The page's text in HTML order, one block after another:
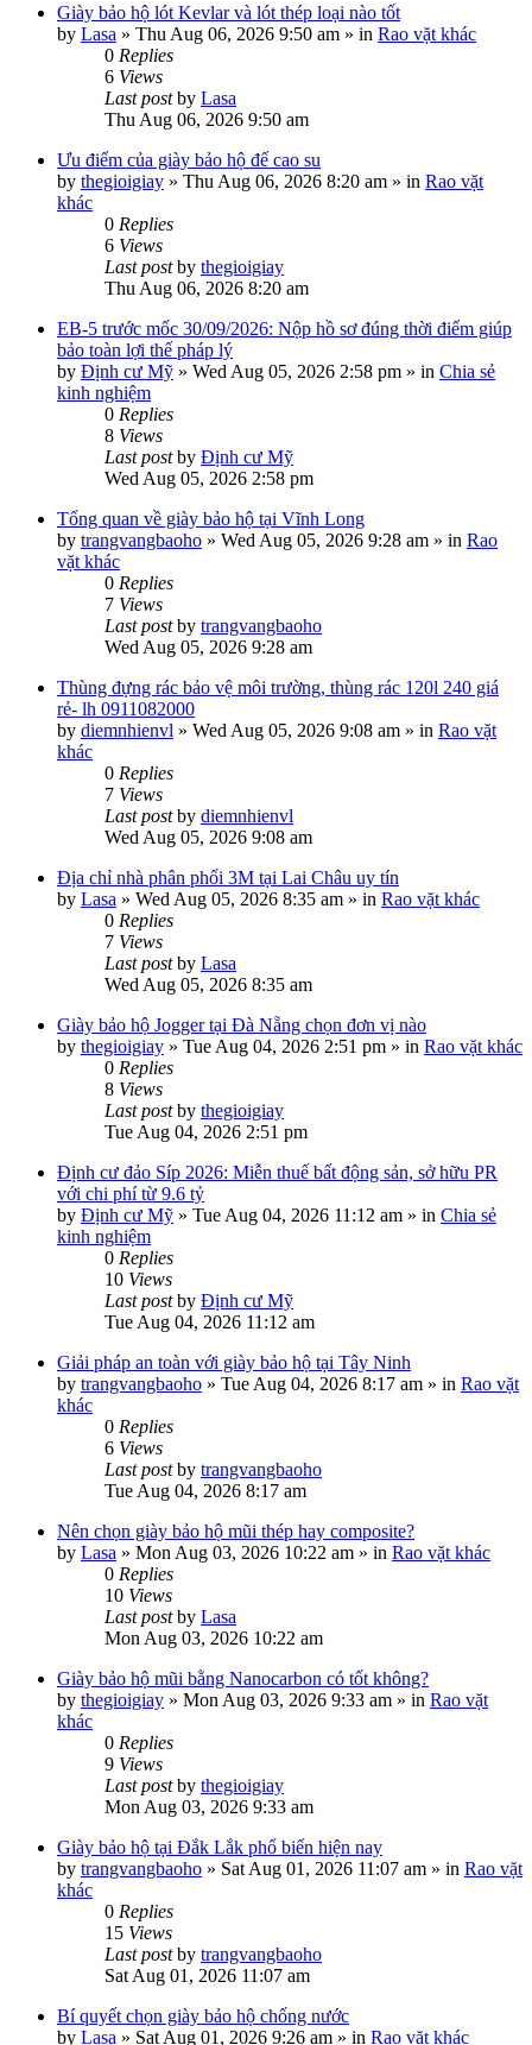
Giày bảo hộ lót Kevlar và lót thép loại nào tốt
by Lasa » Thu Aug 06, 2026 9:50 am » in Rao vặt khác
0 Replies
6 Views
Last postby Lasa
Thu Aug 06, 2026 9:50 am
Ưu điểm của giày bảo hộ đế cao su
by thegioigiay » Thu Aug 06, 2026 8:20 am » in Rao vặt
khác
0 Replies
6 Views
Last postby thegioigiay
Thu Aug 06, 2026 8:20 am
EB-5 trước mốc 30/09/2026: Nộp hồ sơ đúng thời điểm giúp
bảo toàn lợi thế pháp lý
by Định cư Mỹ » Wed Aug 05, 2026 2:58 pm » in Chia sẻ
kinh nghiệm
0 Replies
8 Views
Last postby Định cư Mỹ
Wed Aug 05, 2026 2:58 pm
Tổng quan về giày bảo hộ tại Vĩnh Long
by trangvangbaoho » Wed Aug 05, 2026 9:28 am » in Rao
vặt khác
0 Replies
7 Views
Last postby trangvangbaoho
Wed Aug 05, 2026 9:28 am
Thùng đựng rác bảo vệ môi trường, thùng rác 120l 240 giá
rẻ- lh 0911082000
by diemnhienvl » Wed Aug 05, 2026 9:08 am » in Rao vặt
khác
0 Replies
7 Views
Last postby diemnhienvl
Wed Aug 05, 2026 9:08 am
Địa chỉ nhà phân phối 3M tại Lai Châu uy tín
by Lasa » Wed Aug 05, 2026 8:35 am » in Rao vặt khác
0 Replies
7 Views
Last postby Lasa
Wed Aug 05, 2026 8:35 am
Giày bảo hộ Jogger tại Đà Nẵng chọn đơn vị nào
by thegioigiay » Tue Aug 04, 2026 2:51 pm » in Rao vặt khác
0 Replies
8 Views
Last postby thegioigiay
Tue Aug 04, 2026 2:51 pm
Định cư đảo Síp 2026: Miễn thuế bất động sản, sở hữu PR
với chi phí từ 9.6 tỷ
by Định cư Mỹ » Tue Aug 04, 2026 11:12 am » in Chia sẻ
kinh nghiệm
0 Replies
10 Views
Last postby Định cư Mỹ
Tue Aug 04, 2026 11:12 am
Giải pháp an toàn với giày bảo hộ tại Tây Ninh
by trangvangbaoho » Tue Aug 04, 2026 8:17 am » in Rao vặt
khác
0 Replies
6 Views
Last postby trangvangbaoho
Tue Aug 04, 2026 8:17 am
Nên chọn giày bảo hộ mũi thép hay composite?
by Lasa » Mon Aug 03, 2026 10:22 am » in Rao vặt khác
0 Replies
10 Views
Last postby Lasa
Mon Aug 03, 2026 10:22 am
Giày bảo hộ mũi bằng Nanocarbon có tốt không?
by thegioigiay » Mon Aug 03, 2026 9:33 am » in Rao vặt
khác
0 Replies
9 Views
Last postby thegioigiay
Mon Aug 03, 2026 9:33 am
Giày bảo hộ tại Đắk Lắk phổ biến hiện nay
by trangvangbaoho » Sat Aug 01, 2026 11:07 am » in Rao vặt
khác
0 Replies
15 Views
Last postby trangvangbaoho
Sat Aug 01, 2026 11:07 am
Bí quyết chọn giày bảo hộ chống nước
by Lasa » Sat Aug 01, 2026 9:26 am » in Rao vặt khác